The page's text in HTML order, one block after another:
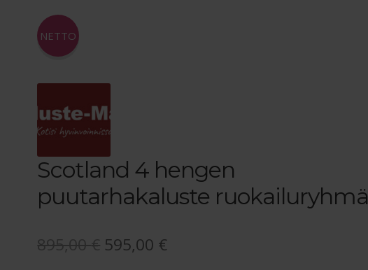
NETTO
Scotland 4 hengen
puutarhakaluste ruokailuryhmä
895,00€ Alkuperäinen
595,00 €